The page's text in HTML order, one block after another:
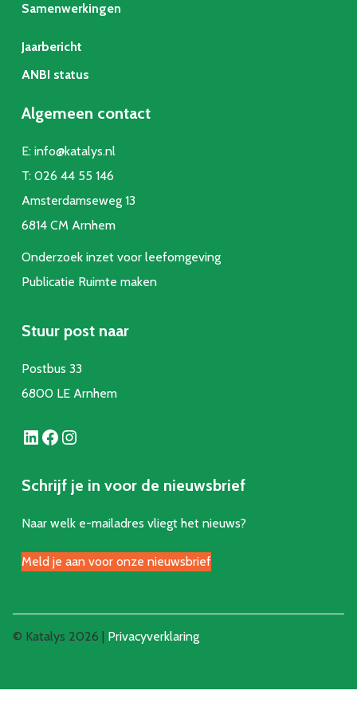
Samenwerkingen
Jaarbericht
ANBI status
Algemeen contact
E: info@katalys.nl
T: 026 44 55 146
Amsterdamseweg 13
6814 CM Arnhem
Onderzoek inzet voor leefomgeving
Publicatie Ruimte maken
Stuur post naar
Postbus 33
6800 LE Arnhem
LinkedIn Facebook Instagram
Schrijf je in voor de nieuwsbrief
Naar welk e-mailadres vliegt het nieuws?
Meld je aan voor onze nieuwsbrief
© Katalys 2026 | Privacyverklaring